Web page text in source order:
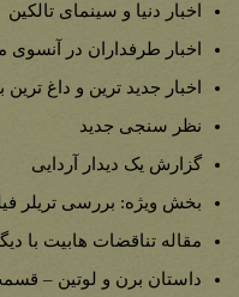
اخبار دنیا و سینمای تالکین
اخبار طرفداران در آنسوی
اخبار جدید ترین و داغ
نظر سنجی جدید
گزارش یک دیدار آردایی
بخش ویژه: بررسی تریلر
مقاله تناقضات هابیت با
داستان برن و لوتین –